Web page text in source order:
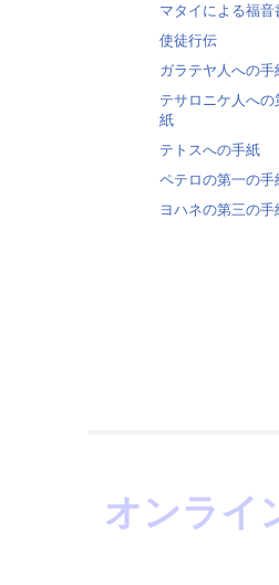
マタイによる福音
使徒行伝
ガラテヤ人への手
テサロニケ人への
紙
テトスへの手紙
ペテロの第一の手
ヨハネの第三の手
オンライ